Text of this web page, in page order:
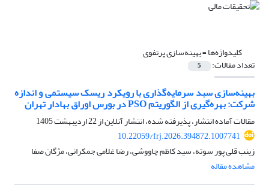
کلیدواژه‌ها =بهینه‌سازی پرتفوی
تعداد مقالات: 5
بهینه‌سازی سبد سرمایه‌گذاری با رویکرد ریسک سیستمی و اندازه
شرکت: بهره‌گیری از الگوریتم PSO در بورس اوراق بهادار تهران
مقالات آماده انتشار، پذیرفته شده، انتشار آنلاین از22 اردیبهشت 1405
10.22059/frj.2026.394872.1007741
زینب قلی پور سوته، سید کاظم چاووشی، رضا غلامی جمکرانی، مژگان صفا
مشاهده مقاله